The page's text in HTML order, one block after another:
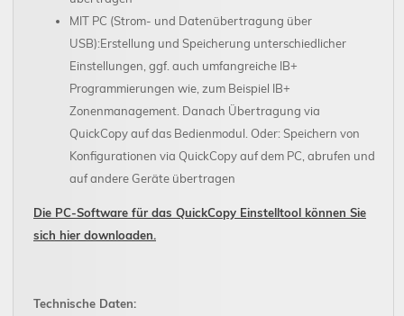
MIT PC (Strom- und Datenübertragung über
USB):Erstellung und Speicherung unterschiedlicher
Einstellungen, ggf. auch umfangreiche IB+
Programmierungen wie, zum Beispiel IB+
Zonenmanagement. Danach Übertragung via
QuickCopy auf das Bedienmodul. Oder: Speichern von
Konfigurationen via QuickCopy auf dem PC, abrufen und
auf andere Geräte übertragen
Die PC-Software für das QuickCopy Einstelltool können Sie
sich hier downloaden.
Technische Daten: